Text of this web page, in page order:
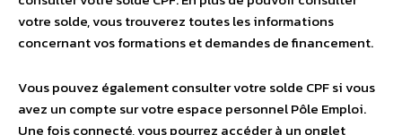
votre solde, vous trouverez toutes les informations
concernant vos formations et demandes de financement.
Vous pouvez également consulter votre solde CPF si vous
avez un compte sur votre espace personnel Pôle Emploi.
Une fois connecté, vous pourrez accéder à un onglet